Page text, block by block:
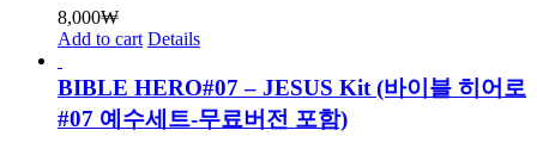
8,000₩
Add to cart Details
BIBLE HERO#07 – JESUS Kit (바이블 히어로
#07 예수세트-무료버전 포함)